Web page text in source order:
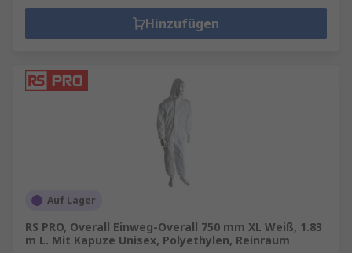
Hinzufügen
Auf Lager
RS PRO, Overall Einweg-Overall 750 mm XL Weiß, 1.83
m L. Mit Kapuze Unisex, Polyethylen, Reinraum